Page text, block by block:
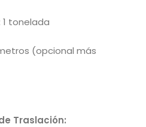
tonelada
(opcional más
Traslación: